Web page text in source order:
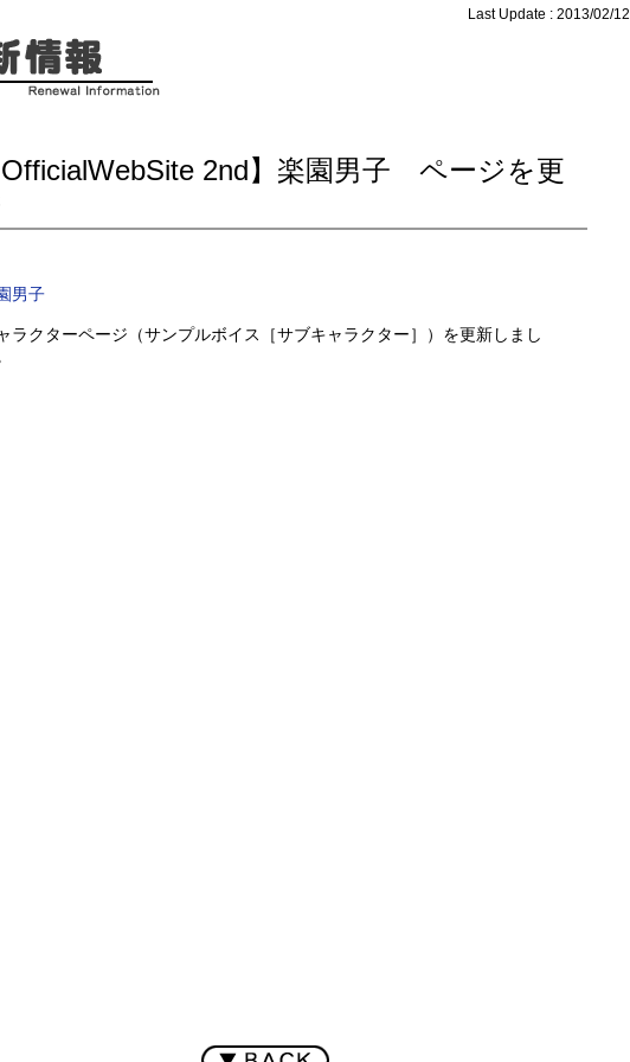
Last Update : 2013/02/12
OfficialWebSite 2nd】楽園男子 ページを更
男子
ラクターページ（サンプルボイス［サブキャラクター］）を更新しまし